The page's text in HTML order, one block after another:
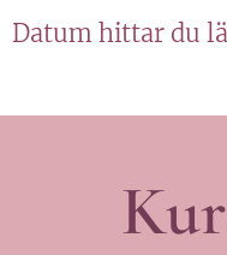
Datum hittar du